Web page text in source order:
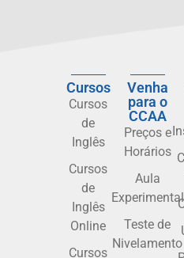
Cursos
Cursos
de
Inglês
Cursos
de
Inglês
Online
Cursos
Venha
para o
CCAA
Preços e
Horários
Aula
Experimental
Teste de
Nivelamento